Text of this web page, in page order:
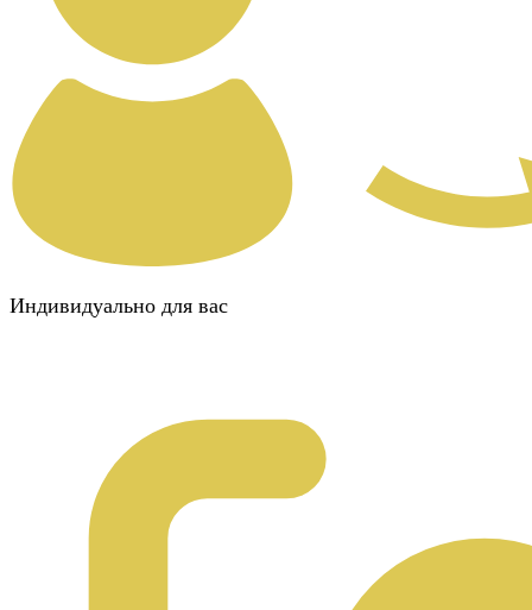
Индивидуально для вас